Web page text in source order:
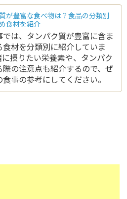
が豊富な食べ物は？食品の分類別
食材を紹介
では、タンパク質が豊富に含ま
食材を分類別に紹介していま
に摂りたい栄養素や、タンパク
際の注意点も紹介するので、ぜ
事の参考にしてください。